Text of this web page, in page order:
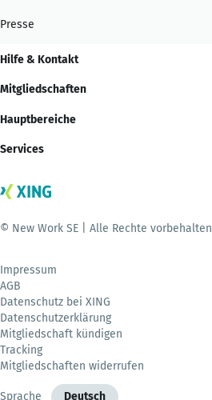
Presse
Hilfe & Kontakt
Mitgliedschaften
Hauptbereiche
Services
© New Work SE | Alle Rechte vorbehalten
Impressum
AGB
Datenschutz bei XING
Datenschutzerklärung
Mitgliedschaft kündigen
Tracking
Mitgliedschaften widerrufen
Sprache Deutsch